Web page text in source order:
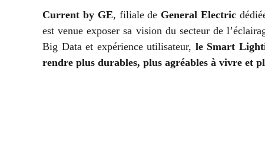
Current by GE, filiale de General Electric
est venue exposer sa vision du secteur de
Big Data et expérience utilisateur, le Smart
rendre plus durables, plus agréables à vivre et